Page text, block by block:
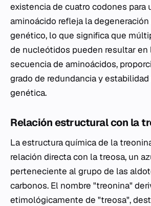
existencia de cuatro codones para
aminoácido refleja la
genético, lo que significa que
de nucleótidos pueden resultar en
secuencia de aminoácidos,
grado de redundancia y
genética.
Relación estructural con la
La estructura química de la
relación directa con la treosa, un
perteneciente al grupo de las
carbonos. El nombre "treonina"
etimológicamente de "treosa",